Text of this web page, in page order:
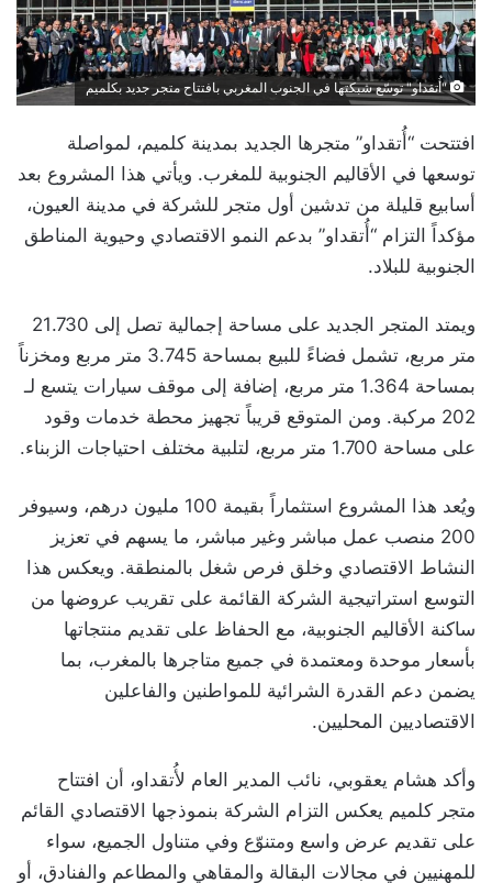
"أُتقداو" توسّع شبكتها في الجنوب المغربي بافتتاح متجر جديد بكلميم
افتتحت “أُتقداو” متجرها الجديد بمدينة كلميم، لمواصلة
توسعها في الأقاليم الجنوبية للمغرب. ويأتي هذا المشروع بعد
أسابيع قليلة من تدشين أول متجر للشركة في مدينة العيون،
مؤكداً التزام “أُتقداو” بدعم النمو الاقتصادي وحيوية المناطق
الجنوبية للبلاد.
ويمتد المتجر الجديد على مساحة إجمالية تصل إلى 21.730
متر مربع، تشمل فضاءً للبيع بمساحة 3.745 متر مربع ومخزناً
بمساحة 1.364 متر مربع، إضافة إلى موقف سيارات يتسع لـ
202 مركبة. ومن المتوقع قريباً تجهيز محطة خدمات وقود
على مساحة 1.700 متر مربع، لتلبية مختلف احتياجات الزبناء.
ويُعد هذا المشروع استثماراً بقيمة 100 مليون درهم، وسيوفر
200 منصب عمل مباشر وغير مباشر، ما يسهم في تعزيز
النشاط الاقتصادي وخلق فرص شغل بالمنطقة. ويعكس هذا
التوسع استراتيجية الشركة القائمة على تقريب عروضها من
ساكنة الأقاليم الجنوبية، مع الحفاظ على تقديم منتجاتها
بأسعار موحدة ومعتمدة في جميع متاجرها بالمغرب، بما
يضمن دعم القدرة الشرائية للمواطنين والفاعلين
الاقتصاديين المحليين.
وأكد هشام يعقوبي، نائب المدير العام لأُتقداو، أن افتتاح
متجر كلميم يعكس التزام الشركة بنموذجها الاقتصادي القائم
على تقديم عرض واسع ومتنوّع وفي متناول الجميع، سواء
للمهنيين في مجالات البقالة والمقاهي والمطاعم والفنادق، أو